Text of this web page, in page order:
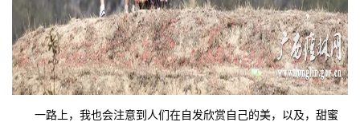
一路上，我也会注意到人们在自发欣赏自己的美，以及，甜蜜